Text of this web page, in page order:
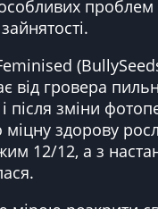
проблем
від гровера
і після зміни
здорову
12/12, а з